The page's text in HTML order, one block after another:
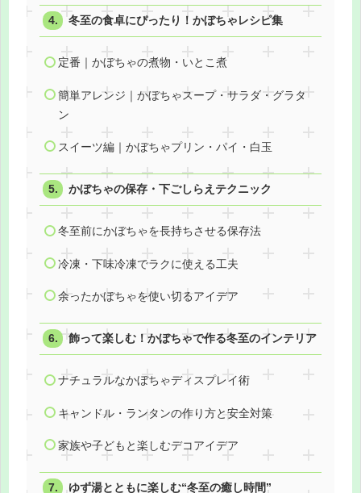
冬至の食卓にぴったり！かぼちゃレシピ集
定番｜かぼちゃの煮物・いとこ煮
簡単アレンジ｜かぼちゃスープ・サラダ・グラタ
ン
スイーツ編｜かぼちゃプリン・パイ・白玉
かぼちゃの保存・下ごしらえテクニック
冬至前にかぼちゃを長持ちさせる保存法
冷凍・下味冷凍でラクに使える工夫
余ったかぼちゃを使い切るアイデア
飾って楽しむ！かぼちゃで作る冬至のインテリア
ナチュラルなかぼちゃディスプレイ術
キャンドル・ランタンの作り方と安全対策
家族や子どもと楽しむデコアイデア
ゆず湯とともに楽しむ“冬至の癒し時間”